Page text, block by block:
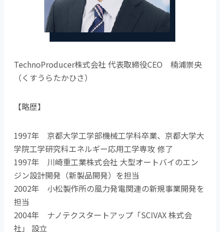
TechnoProducer株式会社 代表取締役CEO 楠浦崇央
（くすうらたかひさ）
【略歴】
1997年 京都大学工学部機械工学科卒業、京都大学大
学院工学研究科エネルギー応用工学専攻 修了
1997年 川崎重工業株式会社 大型オートバイのエン
ジン設計開発（新製品開発）を担当
2002年 小松製作所の風力発電関連の新規事業開発を
担当
2004年 ナノテクスタートアップ「SCIVAX 株式会
社」 設立